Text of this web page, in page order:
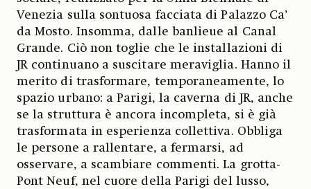
Venezia sulla sontuosa facciata di Palazzo Ca’
da Mosto. Insomma, dalle banlieue al Canal
Grande. Ciò non toglie che le installazioni di
JR continuano a suscitare meraviglia. Hanno il
merito di trasformare, temporaneamente, lo
spazio urbano: a Parigi, la caverna di JR, anche
se la struttura è ancora incompleta, si è già
trasformata in esperienza collettiva. Obbliga
le persone a rallentare, a fermarsi, ad
osservare, a scambiare commenti. La grotta-
Pont Neuf, nel cuore della Parigi del lusso,